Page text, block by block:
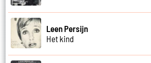
Leen Persijn
Het kind